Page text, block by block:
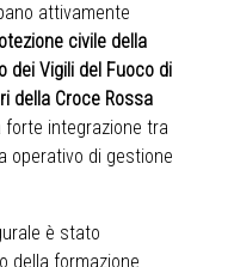
attivamente
civile della
dei Vigili del Fuoco di
della Croce Rossa
forte integrazione tra
operativo di gestione
è stato
della formazione